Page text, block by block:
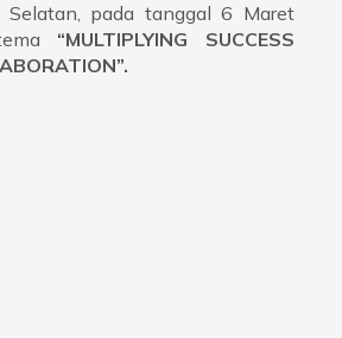
Selatan, pada tanggal 6 Maret
“MULTIPLYING SUCCESS